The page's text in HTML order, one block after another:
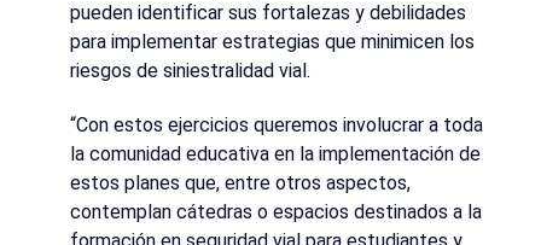
pueden identificar sus fortalezas y debilidades
para implementar estrategias que minimicen los
riesgos de siniestralidad vial.
“Con estos ejercicios queremos involucrar a toda
la comunidad educativa en la implementación de
estos planes que, entre otros aspectos,
contemplan cátedras o espacios destinados a la